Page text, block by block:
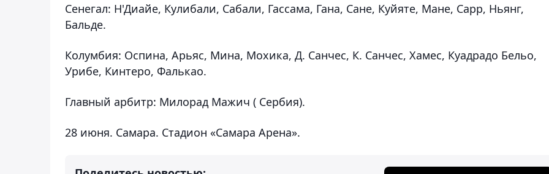
Сенегал: Н'Диайе, Кулибали, Сабали, Гассама, Гана, Сане, Куйяте, Мане, Сарр, Ньянг,
Бальде.
Колумбия: Оспина, Арьяс, Мина, Мохика, Д. Санчес, К. Санчес, Хамес, Куадрадо Бельо,
Урибе, Кинтеро, Фалькао.
Главный арбитр: Милорад Мажич ( Сербия).
28 июня. Самара. Стадион «Самара Арена».